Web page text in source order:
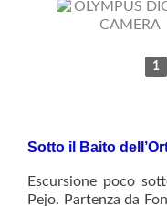
1
Sotto il Baito
Escursione poco
Pejo. Partenza da